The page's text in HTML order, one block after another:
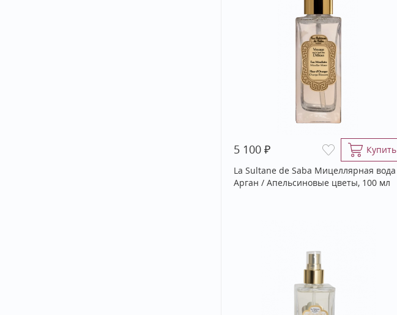
5 100 ₽
Купить
La Sultane de Saba Мицеллярная вода
Арган / Апельсиновые цветы, 100 мл